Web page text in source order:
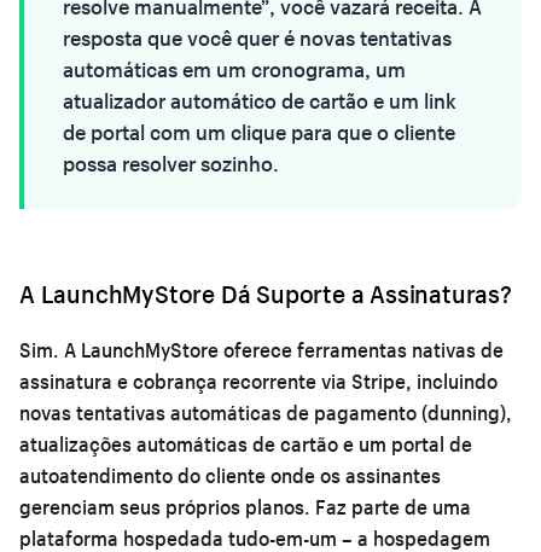
resolve manualmente”, você vazará receita. A
resposta que você quer é novas tentativas
automáticas em um cronograma, um
atualizador automático de cartão e um link
de portal com um clique para que o cliente
possa resolver sozinho.
A LaunchMyStore Dá Suporte a Assinaturas?
Sim. A LaunchMyStore oferece ferramentas nativas de
assinatura e cobrança recorrente via Stripe, incluindo
novas tentativas automáticas de pagamento (dunning),
atualizações automáticas de cartão e um portal de
autoatendimento do cliente onde os assinantes
gerenciam seus próprios planos. Faz parte de uma
plataforma hospedada tudo-em-um – a hospedagem